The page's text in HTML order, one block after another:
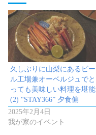
久しぶりに山梨にあるビー
ル工場兼オーベルジュでと
っても美味しい料理を堪能
(2) “STAY366” 夕食偏
2025年2月4日
我が家のイベント